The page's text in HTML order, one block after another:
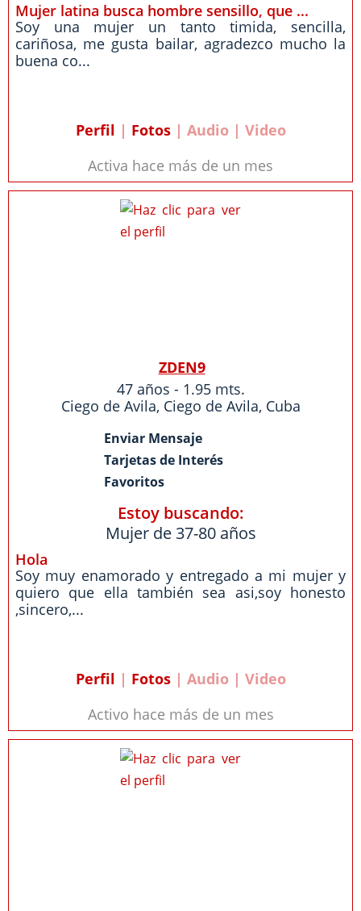
Mujer latina busca hombre sensillo, que ...
Soy una mujer un tanto timida, sencilla,
cariñosa, me gusta bailar, agradezco mucho la
buena co...
Perfil | Fotos| Audio | Video
Activa hace más de un mes
ZDEN9
47 años - 1.95 mts.
Ciego de Avila, Ciego de Avila, Cuba
Enviar Mensaje
Tarjetas de Interés
Favoritos
Estoy buscando:
Mujer de 37-80 años
Hola
Soy muy enamorado y entregado a mi mujer y
quiero que ella también sea asi,soy honesto
,sincero,...
Perfil | Fotos| Audio | Video
Activo hace más de un mes